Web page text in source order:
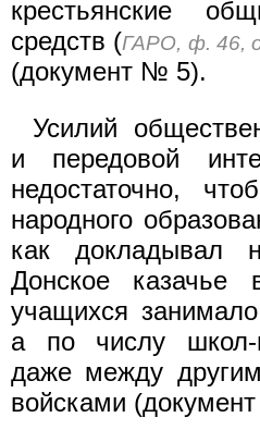
крестьянские
средств (ГАРО, ф. 46,
(документ № 5).
Усилий
и передовой
недостаточно,
народного
как докладывал
Донское казачье
учащихся
а по числу школ-
даже между
войсками